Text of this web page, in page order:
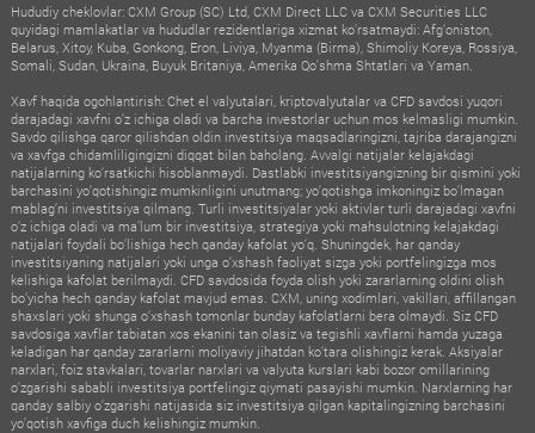
Hududiy cheklovlar: CXM Group (SC) Ltd, CXM Direct LLC va CXM Securities LLC
quyidagi mamlakatlar va hududlar rezidentlariga xizmat ko‘rsatmaydi: Afg‘oniston,
Belarus, Xitoy, Kuba, Gonkong, Eron, Liviya, Myanma (Birma), Shimoliy Koreya, Rossiya,
Somali, Sudan, Ukraina, Buyuk Britaniya, Amerika Qo‘shma Shtatlari va Yaman.
Xavf haqida ogohlantirish: Chet el valyutalari, kriptovalyutalar va CFD savdosi yuqori
darajadagi xavfni o‘z ichiga oladi va barcha investorlar uchun mos kelmasligi mumkin.
Savdo qilishga qaror qilishdan oldin investitsiya maqsadlaringizni, tajriba darajangizni
va xavfga chidamliligingizni diqqat bilan baholang. Avvalgi natijalar kelajakdagi
natijalarning ko‘rsatkichi hisoblanmaydi. Dastlabki investitsiyangizning bir qismini yoki
barchasini yo‘qotishingiz mumkinligini unutmang; yo‘qotishga imkoningiz bo‘lmagan
mablag‘ni investitsiya qilmang. Turli investitsiyalar yoki aktivlar turli darajadagi xavfni
o‘z ichiga oladi va ma’lum bir investitsiya, strategiya yoki mahsulotning kelajakdagi
natijalari foydali bo‘lishiga hech qanday kafolat yo‘q. Shuningdek, har qanday
investitsiyaning natijalari yoki unga o‘xshash faoliyat sizga yoki portfelingizga mos
kelishiga kafolat berilmaydi. CFD savdosida foyda olish yoki zararlarning oldini olish
bo‘yicha hech qanday kafolat mavjud emas. CXM, uning xodimlari, vakillari, affillangan
shaxslari yoki shunga o‘xshash tomonlar bunday kafolatlarni bera olmaydi. Siz CFD
savdosiga xavflar tabiatan xos ekanini tan olasiz va tegishli xavflarni hamda yuzaga
keladigan har qanday zararlarni moliyaviy jihatdan ko‘tara olishingiz kerak. Aksiyalar
narxlari, foiz stavkalari, tovarlar narxlari va valyuta kurslari kabi bozor omillarining
o‘zgarishi sababli investitsiya portfelingiz qiymati pasayishi mumkin. Narxlarning har
qanday salbiy o‘zgarishi natijasida siz investitsiya qilgan kapitalingizning barchasini
yo‘qotish xavfiga duch kelishingiz mumkin.